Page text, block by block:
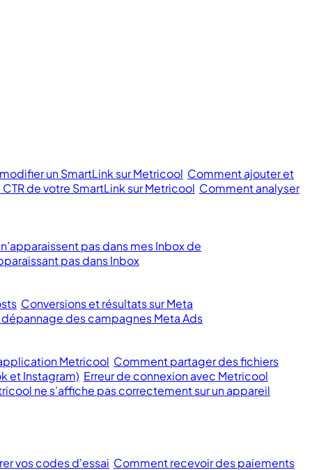
un SmartLink sur Metricool Comment ajouter et
de votre SmartLink sur Metricool Comment analyser
pas dans mes Inbox de
pas dans Inbox
Conversions et résultats sur Meta
dépannage des campagnes Meta Ads
Metricool Comment partager des fichiers
et Instagram) Erreur de connexion avec Metricool
ne s’affiche pas correctement sur un appareil
vos codes d'essai Comment recevoir des paiements